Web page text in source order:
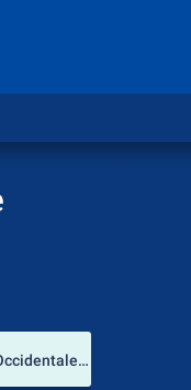
Cape Town Airport (Provincia del Capo Occidentale / Sudafrica)
Luogo del